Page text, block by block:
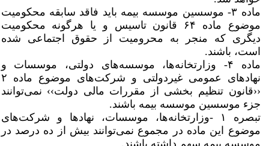
ماده ۳- موسسین موسسه بیمه باید فاقد سابقه محکومیت
موضوع ماده ۶۴ قانون تاسیس و یا هرگونه محکومیت
دیگری که منجر به محرومیت از حقوق اجتماعی شده
است، باشند.
ماده ۴- وزارتخانه‌ها، موسسه‌های دولتی، موسسات و
نهادهای عمومی غیردولتی و شرکت‌های موضوع ماده ۲
‹‹قانون تنظیم بخشی از مقررات مالی دولت›› نمی‌توانند
جزء موسسین موسسه بیمه باشند.
تبصره ۱ -وزارتخانه‌ها، موسسات، نهادها و شرکت‌های
موضوع این ماده در مجموع نمی‌توانند بیش از ده درصد در
موسسه بیمه سهم داشته باشند.